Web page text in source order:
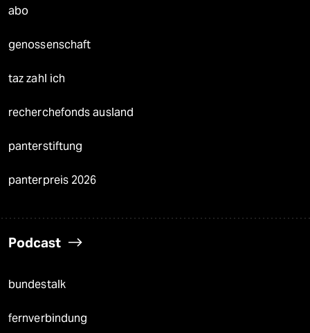
abo
genossenschaft
taz zahl ich
recherchefonds ausland
panterstiftung
panterpreis 2026
Podcast
bundestalk
fernverbindung